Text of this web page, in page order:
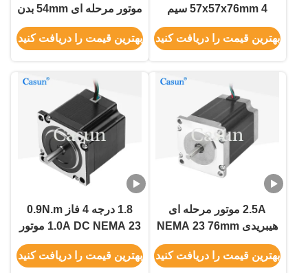
57x57x76mm 4 سیم
موتور گام Nema 23 برای
اتوماسیون مکانیکی
بهترین قیمت را دریافت کنید
موتور مرحله ای 54mm بدن
2.8A ماشین آلات نساجی
بهترین قیمت را دریافت کنید
2.5A موتور مرحله ای
هیبریدی NEMA 23 76mm
بدن 1.5N.M برای ماشین
CNC
بهترین قیمت را دریافت کنید
1.8 درجه 4 فاز 0.9N.m
1.0A DC NEMA 23 موتور
مرحله ای هیبریدی برای
ربات CNC
بهترین قیمت را دریافت کنید